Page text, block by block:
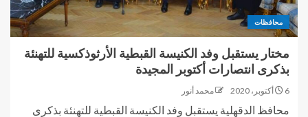
محافظات
مختار يستقبل وفد الكنيسة القبطية الأرثوذكسية للتهنئة
بذكرى انتصارات أكتوبر المجيدة
6 أكتوبر، 2020 محمد أنور
محافظ الدقهلية يستقبل وفد الكنيسة القبطية للتهنئة بذكرى